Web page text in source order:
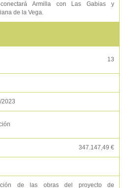
Armilla con Las Gabias y
de la Vega.
13
2023
347.147,49 €
de las obras del proyecto de